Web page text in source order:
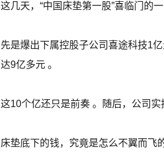
这几天，“中国床垫第一股”喜临门的
先是爆出下属控股子公司喜途科技1
达9亿多元 。
这10个亿还只是前奏 。随后，公司
床垫底下的钱，究竟是怎么不翼而飞